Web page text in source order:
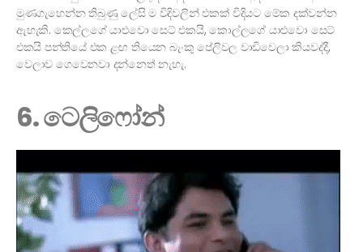
මුණගැහෙන්න තිබුණු ලේසි ම විදිවලින් එකක් විදියට මේක දක්වන්න
ඇහැකි. කෙල්ලගේ යාළුවො සෙට් එකයි, කොල්ලගේ යාළුවො සෙට්
එකයි පන්තියේ එක ළඟ තියෙන බැංකු පේලිවල වාඩිවෙලා කියවද්දී,
වෙලාව ගෙවෙනවා දන්නෙත් නැහැ.
6. ටෙලිෆෝන්